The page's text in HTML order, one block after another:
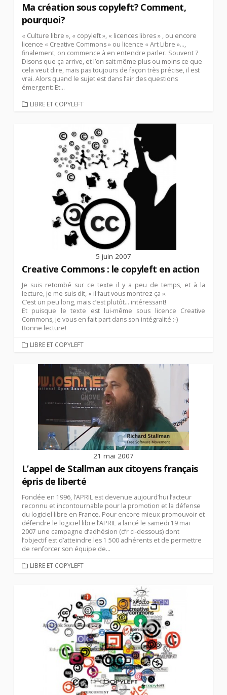
Ma création sous copyleft? Comment,
pourquoi?
« Culture libre », « copyleft », « licences libres » , ou encore
licence « Creative Commons » ou licence « Art Libre »…,
finalement, on commence à en entendre parler. Souvent ?
Disons que ça arrive, et l’on sait même plus ou moins ce que
cela veut dire, mais pas toujours de façon très précise, il est
vrai. Alors quand le sujet est dans l’air des questions
émergent: Et...
CATEGORIES
LIBRE ET COPYLEFT
5 juin 2007
Creative Commons : le copyleft en action
Je suis retombé sur ce texte il y a peu de temps, et à la
lecture, je me suis dit, « il faut vous montrez ça ».
C’est un peu long, mais c’est plutôt… intéressant!
Et puisque le texte est lui-même sous licence Creative
Commons, je vous en fait part dans son intégralité :-)
Bonne lecture!
CATEGORIES
LIBRE ET COPYLEFT
21 mai 2007
L’appel de Stallman aux citoyens français
épris de liberté
Fondée en 1996, l’APRIL est devenue aujourd’hui l’acteur
reconnu et incontournable pour la promotion et la défense
du logiciel libre en France. Pour encore mieux promouvoir et
défendre le logiciel libre l’APRIL a lancé le samedi 19 mai
2007 une campagne d’adhésion (cfr ci-dessous) dont
l’objectif est d’atteindre les 1 500 adhérents et de permettre
de renforcer son équipe de...
CATEGORIES
LIBRE ET COPYLEFT